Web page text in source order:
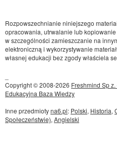
Rozpowszechnianie niniejszego
opracowania, utrwalanie lub
w szczególności zamieszczanie na
elektroniczną i wykorzystywanie
własnej edukacji bez zgody właściela
Copyright © 2008-2026 Freshmind Sp z.
Edukacyjna Baza Wiedzy
Inne przedmiotyna6.pl: Polski, Historia,
Społeczeństwie), Angielski